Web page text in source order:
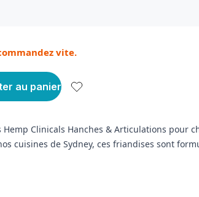
vite.
au panier
Hemp Clinicals Hanches & Articulations pour
cuisines de Sydney, ces friandises sont